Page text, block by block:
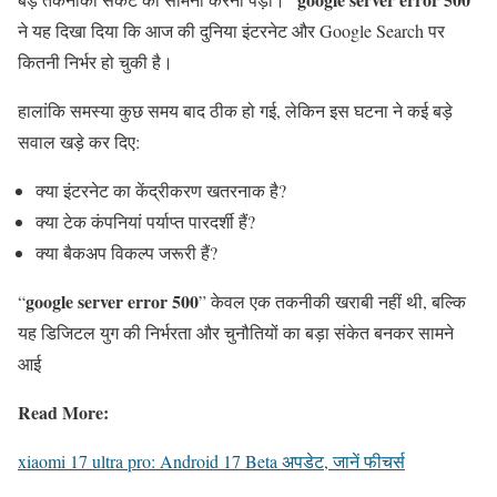
ने यह दिखा दिया कि आज की दुनिया इंटरनेट और Google Search पर
कितनी निर्भर हो चुकी है।
हालांकि समस्या कुछ समय बाद ठीक हो गई, लेकिन इस घटना ने कई बड़े
सवाल खड़े कर दिए:
क्या इंटरनेट का केंद्रीकरण खतरनाक है?
क्या टेक कंपनियां पर्याप्त पारदर्शी हैं?
क्या बैकअप विकल्प जरूरी हैं?
“google server error 500” केवल एक तकनीकी खराबी नहीं थी, बल्कि
यह डिजिटल युग की निर्भरता और चुनौतियों का बड़ा संकेत बनकर सामने
आई
Read More:
xiaomi 17 ultra pro: Android 17 Beta अपडेट, जानें फीचर्स